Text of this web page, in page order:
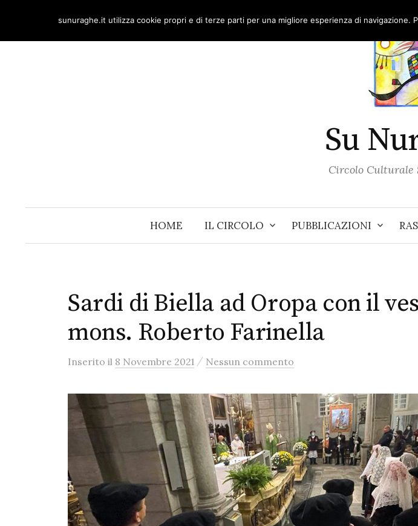
content
Su
Circolo Culturale
HOME IL CIRCOLO PUBBLICAZIONI
Sardi di Biella ad Oropa con il
mons. Roberto Farinella
Inserito il 8 Novembre 2021 / Nessun commento
sunuraghe.it utilizza cookie propri e di terze parti per una migliore esperienza di navigazione.